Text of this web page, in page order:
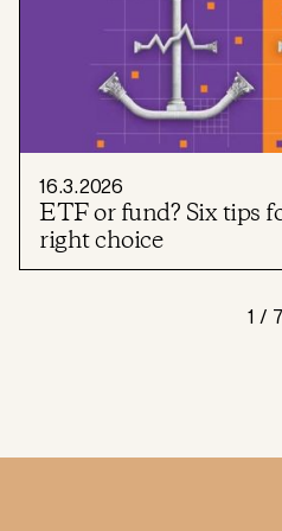
16.3.2026
ETF or fund? Six tips
right choice
1 / 7